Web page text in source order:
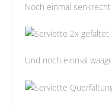
Noch einmal senkrecht
Und noch einmal